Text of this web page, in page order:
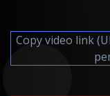
Copy video link